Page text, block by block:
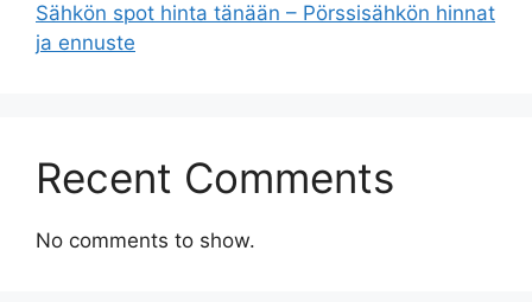
Sähkön spot hinta tänään – Pörssisähkön hinnat
ja ennuste
Recent Comments
No comments to show.